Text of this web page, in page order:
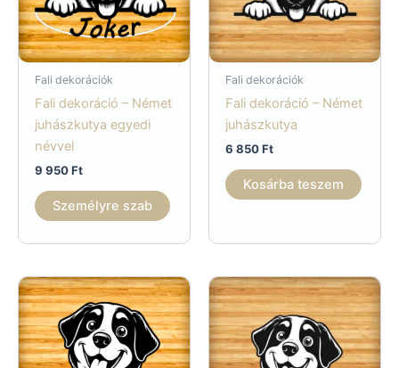
Fali dekorációk
Fali dekoráció – Német
juhászkutya egyedi
névvel
9 950Ft
Személyre szab
Fali dekorációk
Fali dekoráció – Német
juhászkutya
6 850Ft
Kosárba teszem